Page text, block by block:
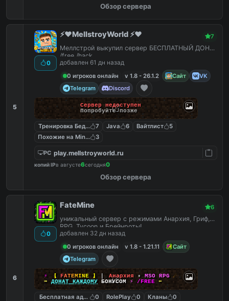
Обзор сервера
5
0
⚡️❤️MellstroyWorld ⚡️❤️ 7
Меллстрой выкупил сервер БЕСПЛАТНЫЙ ДОНАТ
/free /hack
добавлен 61 дн назад
0 игроков онлайн
v 1.8 - 26.1.2 Сайт
VK
Telegram
Discord
Сервер недоступен
Попробуйте позже
Тренировка Бед Варс
7 Java 6 Вайтлист
5
Похожие на MineShield
3
PC play.mellstroyworld.ru
копий IPв августе6сегодня0
Обзор сервера
6
0
FateMine 6
уникальный сервер с режимами Анархия, Гриф,
RPG, Tycoon и Брейнроты!
добавлен 32 дн назад
0 игроков онлайн
v 1.8 - 1.21.11
Сайт
Telegram
⚡ 【 FATEMINE 】 Анархия • MSO RPG ☄
➡ ДОНАТ КАЖДОМУ БОНУСОМ ⚡ /FREE ⬅
Бесплатная админка
0 RolePlay 0 Кланы
0